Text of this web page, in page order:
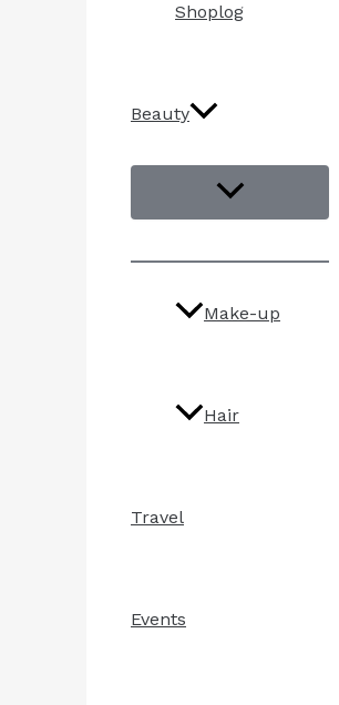
Shoplog
Beauty
Make-up
Hair
Travel
Events